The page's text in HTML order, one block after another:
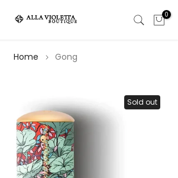
0
Home Gong
Sold out